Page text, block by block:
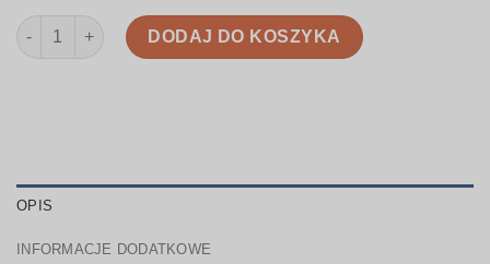
ilość Pościel | Roślinny wzór w stylu soft boho | L024
DODAJ DO KOSZYKA
OPIS
INFORMACJE DODATKOWE